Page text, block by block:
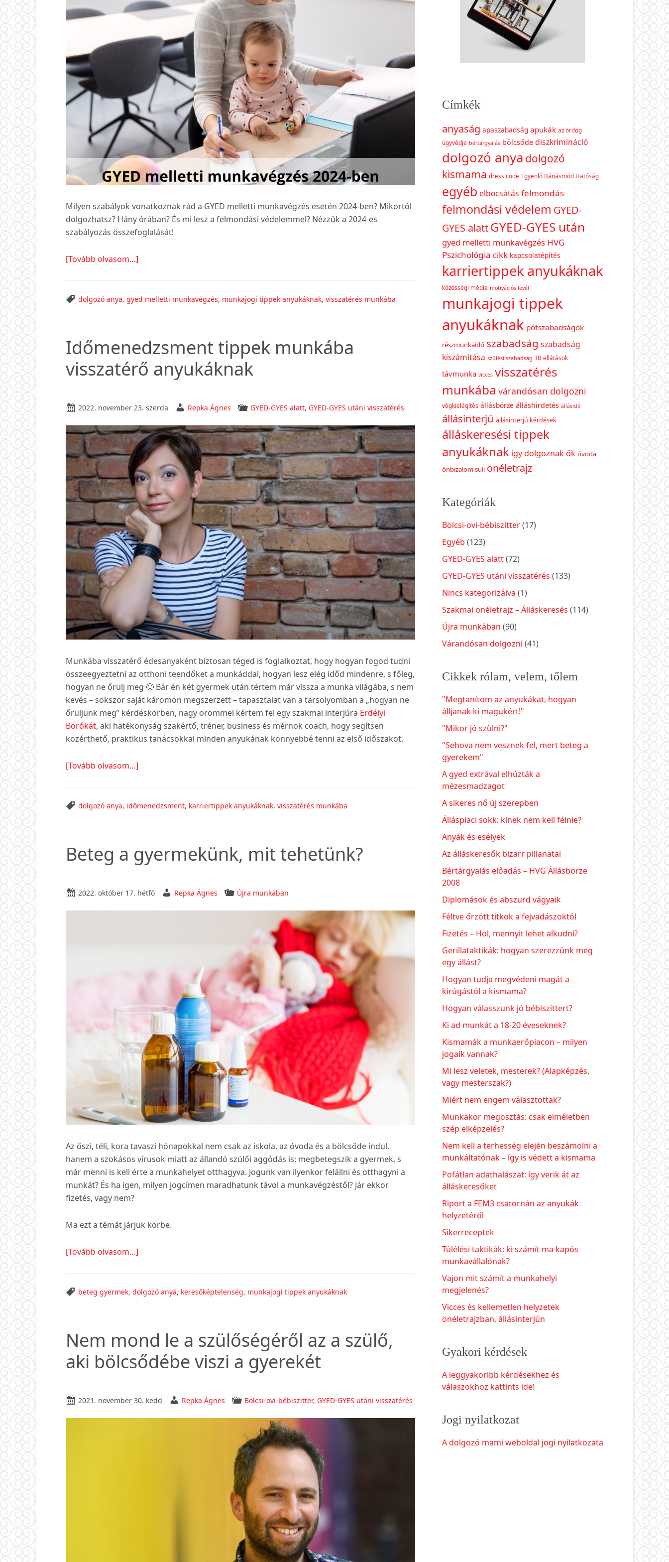
Milyen szabályok vonatkoznak rád a GYED melletti munkavégzés esetén 2024-ben? Mikortól
dolgozhatsz? Hány órában? És mi lesz a felmondási védelemmel? Nézzük a 2024-es
szabályozás összefoglalását!
[Tovább olvasom…]
munkavégzés
dolgozó anya, gyed melletti munkavégzés, munkajogi tippek anyukáknak, visszatérés munkába
Időmenedzsment tippek munkába
visszatérő anyukáknak
2022. november 23. szerda Repka Ágnes GYED-GYES alatt, GYED-GYES utáni visszatérés
Munkába visszatérő édesanyaként biztosan téged is foglalkoztat, hogy hogyan fogod tudni
összeegyeztetni az otthoni teendőket a munkáddal, hogyan lesz elég időd mindenre, s főleg,
hogyan ne őrülj meg 🙂 Bár én két gyermek után tértem már vissza a munka világába, s nem
kevés – sokszor saját káromon megszerzett – tapasztalat van a tarsolyomban a „hogyan ne
őrüljünk meg” kérdéskörben, nagy örömmel kértem fel egy szakmai interjúra Erdélyi
Borókát, aki hatékonyság szakértő, tréner, business és mérnök coach, hogy segítsen
közérthető, praktikus tanácsokkal minden anyukának könnyebbé tenni az első időszakot.
[Tovább olvasom…]
munkába
dolgozó anya, időmenedzsment, karriertippek anyukáknak, visszatérés munkába
Beteg a gyermekünk, mit tehetünk?
2022. október 17. hétfő Repka Ágnes Újra munkában
Az őszi, téli, kora tavaszi hónapokkal nem csak az iskola, az óvoda és a bölcsőde indul,
hanem a szokásos vírusok miatt az állandó szülői aggódás is: megbetegszik a gyermek, s
már menni is kell érte a munkahelyet otthagyva. Jogunk van ilyenkor felállni és otthagyni a
munkát? És ha igen, milyen jogcímen maradhatunk távol a munkavégzéstől? Jár ekkor
fizetés, vagy nem?
Ma ezt a témát járjuk körbe.
[Tovább olvasom…]
gyermekünk,
beteg gyermek, dolgozó anya, keresőképtelenség, munkajogi tippek anyukáknak
Nem mond le a szülőségéről az a szülő,
aki bölcsődébe viszi a gyerekét
2021. november 30. kedd Repka Ágnes Bölcsi-ovi-bébiszitter, GYED-GYES utáni visszatérés
Címkék
anyaság apaszabadság apukák az ördög
ügyvédje bértárgyalás bölcsőde diszkrimináció
dolgozó anya dolgozó
kismama dress code Egyenlő Bánásmód Hatóság
egyéb elbocsátás felmondás
felmondási védelem GYED-
GYES alattGYED-GYES után
gyed melletti munkavégzés HVG
Pszichológia cikk kapcsolatépítés
karriertippek anyukáknak
közösségi média motivációs levél
munkajogi tippek
anyukáknak pótszabadságok
részmunkaidő szabadság szabadság
kiszámítása szülési szabadság TB ellátások
távmunka vicces visszatérés
munkába várandósan dolgozni
végkielégítés állásbörze álláshirdetés állásidő
állásinterjú állásinterjú kérdések
álláskeresési tippek
anyukáknak így dolgoznak ők óvoda
önbizalom suli önéletrajz
Kategóriák
Bölcsi-ovi-bébiszitter(17)
Egyéb (123)
GYED-GYES alatt(72)
GYED-GYES utáni visszatérés (133)
Nincs kategorizálva (1)
Szakmai önéletrajz – Álláskeresés (114)
Újra munkában (90)
Várandósan dolgozni (41)
Cikkek rólam, velem, tőlem
"Megtanítom az anyukákat, hogyan
álljanak ki magukért!"
"Mikor jó szülni?"
"Sehova nem vesznek fel, mert beteg a
gyerekem"
A gyed extrával elhúzták a
mézesmadzagot
A sikeres nő új szerepben
Álláspiaci sokk: kinek nem kell félnie?
Anyák és esélyek
Az álláskeresők bizarr pillanatai
Bértárgyalás előadás – HVG Állásbörze
2008
Diplomások és abszurd vágyaik
Féltve őrzött titkok a fejvadászoktól
Fizetés – Hol, mennyit lehet alkudni?
Gerillataktikák: hogyan szerezzünk meg
egy állást?
Hogyan tudja megvédeni magát a
kirúgástól a kismama?
Hogyan válasszunk jó bébiszittert?
Ki ad munkát a 18-20 éveseknek?
Kismamák a munkaerőpiacon – milyen
jogaik vannak?
Mi lesz veletek, mesterek? (Alapképzés,
vagy mesterszak?)
Miért nem engem választottak?
Munkakör megosztás: csak elméletben
szép elképzelés?
Nem kell a terhesség elején beszámolni a
munkáltatónak – így is védett a kismama
Pofátlan adathalászat: így verik át az
álláskeresőket
Riport a FEM3 csatornán az anyukák
helyzetéről
Sikerreceptek
Túlélési taktikák: ki számít ma kapós
munkavállalónak?
Vajon mit számít a munkahelyi
megjelenés?
Vicces és kellemetlen helyzetek
önéletrajzban, állásinterjún
Gyakori kérdések
A leggyakoribb kérdésekhez és
válaszokhoz kattints ide!
Jogi nyilatkozat
A dolgozó mami weboldal jogi nyilatkozata